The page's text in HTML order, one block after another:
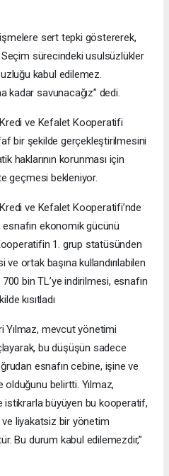
sert tepki göstererek,
Seçim sürecindeki usulsüzlükler
kabul edilemez.
kadar savunacağız” dedi.
Kredi ve Kefalet Kooperatifi
bir şekilde gerçekleştirilmesini
haklarının korunması için
geçmesi bekleniyor.
ve Kefalet Kooperatifi’nde
ekonomik gücünü
1. grup statüsünden
ortak başına kullandırılabilen
bin TL’ye indirilmesi, esnafın
kısıtladı
Yılmaz, mevcut yönetimi
bu düşüşün sadece
esnafın cebine, işine ve
belirtti. Yılmaz,
istikrarla büyüyen bu kooperatif,
ve liyakatsiz bir yönetim
Bu durum kabul edilemezdir,”